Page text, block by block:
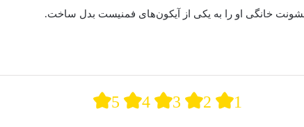
خانگی او را به یکی از آیکون‌های فمنیست بدل ساخت.
5 4 3 2 1